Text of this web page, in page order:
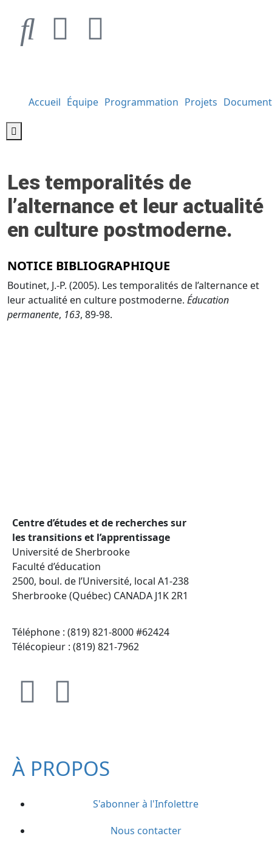
Accueil Équipe Programmation Projets
Hamburger Toggle Menu
Les temporalités de
l’alternance et leur actualité
en culture postmoderne.
NOTICE BIBLIOGRAPHIQUE
Boutinet, J.-P. (2005). Les temporalités de l’alternance et
leur actualité en culture postmoderne. Éducation
permanente, 163, 89-98.
Centre d’études et de recherches sur
les transitions et l’apprentissage
Université de Sherbrooke
Faculté d’éducation
2500, boul. de l’Université, local A1-238
Sherbrooke (Québec) CANADA J1K 2R1
Téléphone : (819) 821-8000 #62424
Télécopieur : (819) 821-7962
À PROPOS
S'abonner à l'Infolettre
Nous contacter